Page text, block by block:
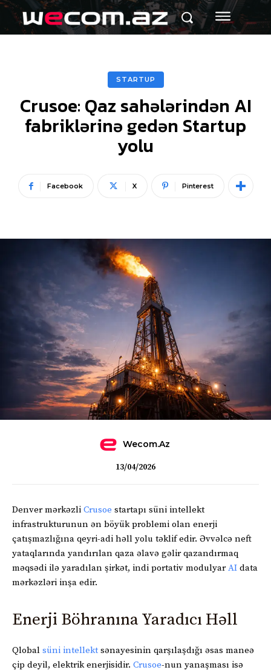
STARTUP
Crusoe: Qaz sahələrindən AI
fabriklərinə gedən Startup
yolu
Facebook X Pinterest
Wecom.az
13/04/2026
Denver mərkəzli Crusoe startapı süni intellekt
infrastrukturunun ən böyük problemi olan enerji
çatışmazlığına qeyri-adi həll yolu təklif edir. Əvvəlcə neft
yataqlarında yandırılan qaza əlavə gəlir qazandırmaq
məqsədi ilə yaradılan şirkət, indi portativ modulyarAI data
mərkəzləri inşa edir.
Enerji Böhranına Yaradıcı Həll
Qlobal süni intellekt sənayesinin qarşılaşdığı əsas maneə
çip deyil, elektrik enerjisidir. Crusoe-nun yanaşması isə